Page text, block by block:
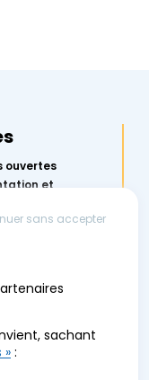
ouvertes
et
sans accepter
sachant
»: